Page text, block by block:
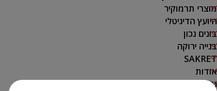
מוצרי תרמוקיר
היועץ הדיגיטלי
בונים נכון
בנייה ירוקה
SAKRET
אודות
נק' מכירה